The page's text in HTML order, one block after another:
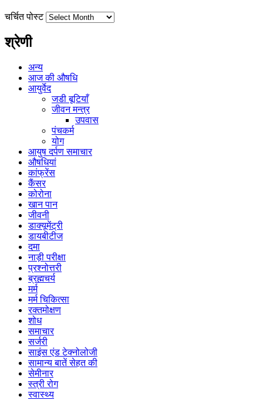
चर्चित पोस्ट
श्रेणी
अन्य
आज की औषधि
आयुर्वेद
जडी बूटियाँ
जीवन मन्त्र
उपवास
पंचकर्म
योग
आयुष दर्पण समाचार
औषधियां
कांफ्रेंस
कैंसर
कोरोना
खान पान
जीवनी
डाक्यूमेंट्री
डायबीटीज
दमा
नाड़ी परीक्षा
प्रश्नोत्तरी
ब्रह्मचर्य
मर्म
मर्म चिकित्सा
रक्तमोक्षण
शोध
समाचार
सर्जरी
साइंस एंड टेक्नोलोजी
सामान्य बातें सेहत की
सेमीनार
स्त्री रोग
स्वास्थ्य